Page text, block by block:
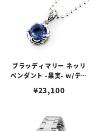
ブラッディマリー ネッリ
ペンダント -果実- w/ティ
¥23,100